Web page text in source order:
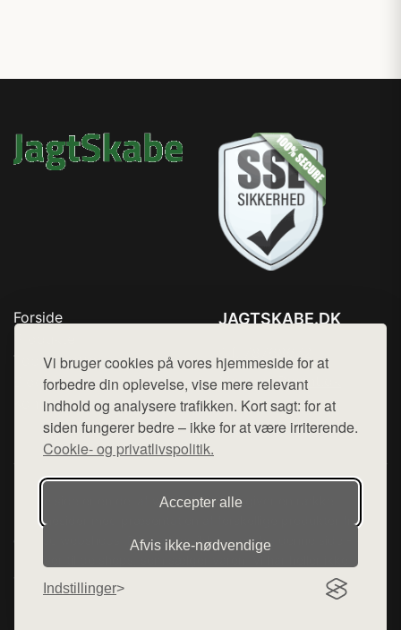
Vi bruger cookies på vores hjemmeside for at
forbedre din oplevelse, vise mere relevant
indhold og analysere trafikken. Kort sagt: for at
siden fungerer bedre – ikke for at være irriterende.
Cookie- og privatlivspolitik.
Accepter alle
Afvis ikke‑nødvendige
Indstillinger
Forside
Top Rabatter
Blog
Kontakt
JAGTSKABE.DK
Mail: hej@want.dk
Cookie- og privatlivspolitik
Denne side er en del af want.dk, der udgiver en række
hjemmesider med præsentation af forskellige produkter fra
diverse webshops. Der sælges ikke varer fra denne side - vi
henviser til de shops, som sælger varen. Vi har heller ikke
varerne på lager.